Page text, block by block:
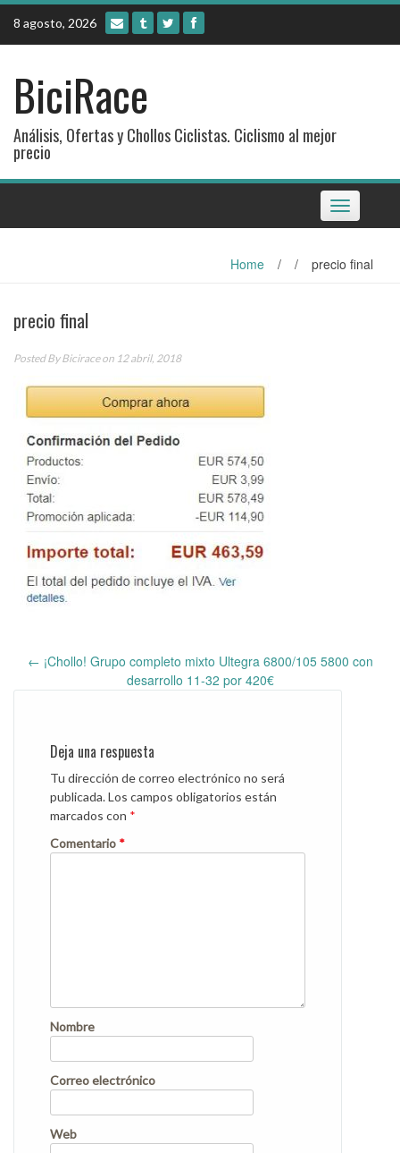
Skip
content
8 agosto, 2026
BiciRace
Análisis, Ofertas y Chollos Ciclistas. Ciclismo al mejor
precio
Toggle
navigation
Home / / precio final
precio final
Posted ByBiciraceon 12 abril, 2018
navigation
← ¡Chollo! Grupo completo mixto Ultegra 6800/105 5800 con
desarrollo 11-32 por 420€
Deja una respuesta
Tu dirección de correo electrónico no será
publicada.Los campos obligatorios están
marcados con *
Comentario *
Nombre
Correo electrónico
Web